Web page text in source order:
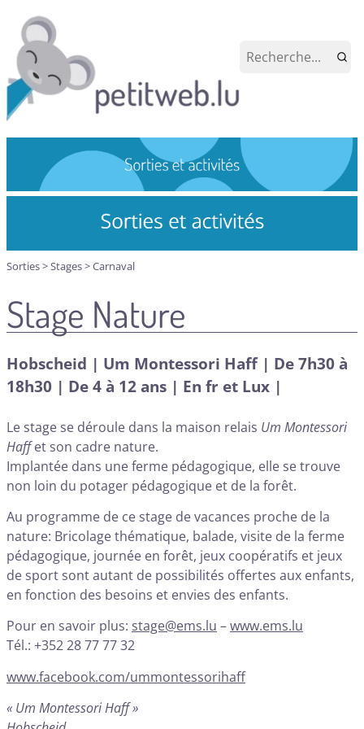
Sorties>Stages>Carnaval
Stage Nature
Hobscheid | Um Montessori Haff | De 7h30 à
18h30 | De 4 à 12 ans | En fr et Lux |
Le stage se déroule dans la maison relais Um Montessori
Haffet son cadre nature.
Implantée dans une ferme pédagogique, elle se trouve
non loin du potager pédagogique et de la forêt.
Au programme de ce stage de vacances proche de la
nature: Bricolage thématique, balade, visite de la ferme
pédagogique, journée en forêt, jeux coopératifs et jeux
de sport sont autant de possibilités offertes aux enfants,
en fonction des besoins et envies des enfants.
Pour en savoir plus: stage@ems.lu –www.ems.lu
Tél.: +352 28 77 77 32
www.facebook.com/ummontessorihaff
« Um Montessori Haff »